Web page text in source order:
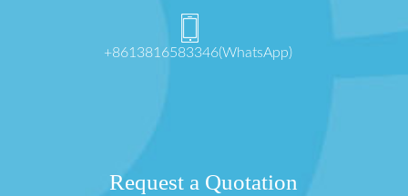
+8613816583346(WhatsApp)
Request a Quotation